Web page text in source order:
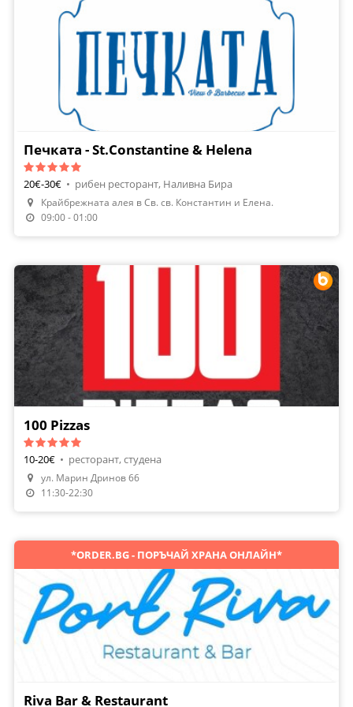
Печката - St.Constantine & Helena
20€-30€ • рибен ресторант, Наливна Бира
Крайбрежната алея в Св. св. Константин и Елена.
09:00 - 01:00
Направи Резервация
100 Pizzas
10-20€ • ресторант, студена
ул. Марин Дринов 66
11:30-22:30
*ORDER.BG - ПОРЪЧАЙ ХРАНА ОНЛАЙН*
Riva Bar & Restaurant